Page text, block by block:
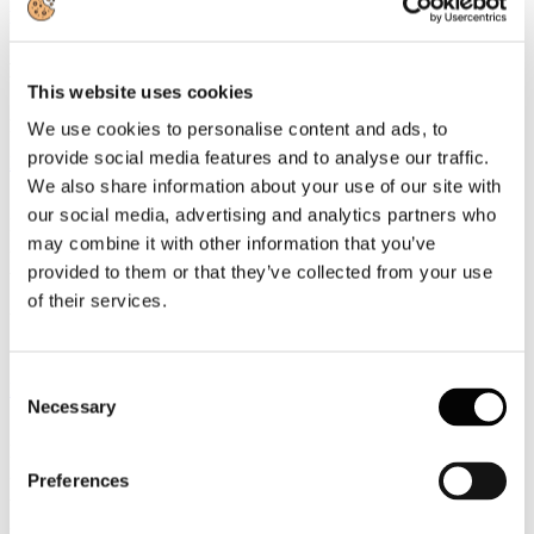
This website uses cookies
We use cookies to personalise content and ads, to
provide social media features and to analyse our traffic.
We also share information about your use of our site with
our social media, advertising and analytics partners who
may combine it with other information that you’ve
provided to them or that they’ve collected from your use
of their services.
Selection
Necessary
Preferences
Documenti
Strumenti, metodologie ed azioni per favorire ed accompagnare i
processi di networking: scarica tutte le presentazioni dei relatori
Leggi tutto...
Dicembre
2013
Astoi
ASTOI NewsOnLine - Periodo dal 9 al 13 dicembre 2013
2013
Associazione Italiana Confindustria Alberghi